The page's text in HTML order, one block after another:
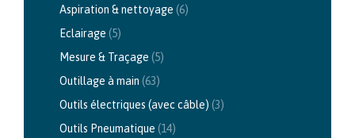
Aspiration & nettoyage (6)
Eclairage (5)
Mesure & Traçage (5)
Outillage à main (63)
Outils électriques (avec câble) (3)
Outils Pneumatique (14)